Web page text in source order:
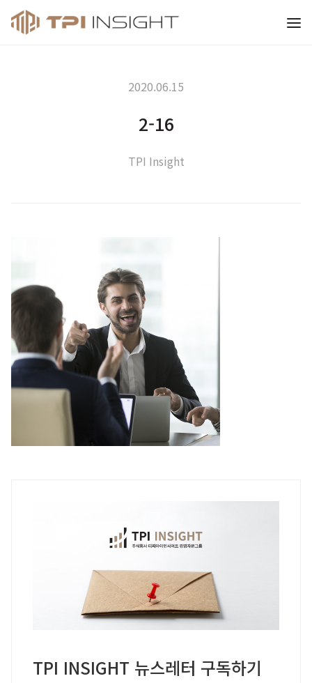
티피아이 인사이트
2020.06.15
2-16
TPI Insight
TPI INSIGHT 뉴스레터 구독하기